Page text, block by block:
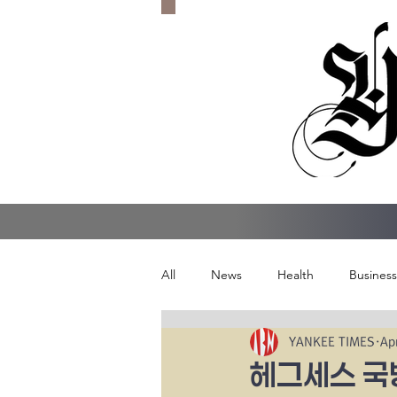
All News Health Business
헤그세스
YANKEE TIMES